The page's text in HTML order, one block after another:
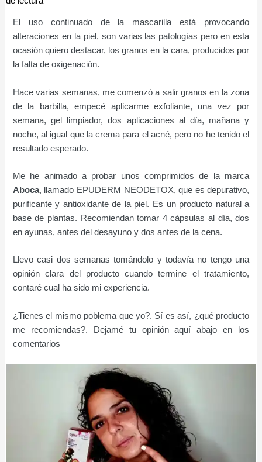
El uso continuado de la mascarilla está provocando
alteraciones en la piel, son varias las patologías pero en esta
ocasión quiero destacar, los granos en la cara, producidos por
la falta de oxigenación.
Hace varias semanas, me comenzó a salir granos en la zona
de la barbilla, empecé aplicarme exfoliante, una vez por
semana, gel limpiador, dos aplicaciones al día, mañana y
noche, al igual que la crema para el acné, pero no he tenido el
resultado esperado.
Me he animado a probar unos comprimidos de la marca
Aboca, llamado EPUDERM NEODETOX, que es depurativo,
purificante y antioxidante de la piel. Es un producto natural a
base de plantas. Recomiendan tomar 4 cápsulas al día, dos
en ayunas, antes del desayuno y dos antes de la cena.
Llevo casi dos semanas tomándolo y todavía no tengo una
opinión clara del producto cuando termine el tratamiento,
contaré cual ha sido mi experiencia.
¿Tienes el mismo poblema que yo?. Sí es así, ¿qué producto
me recomiendas?. Dejamé tu opinión aquí abajo en los
comentarios